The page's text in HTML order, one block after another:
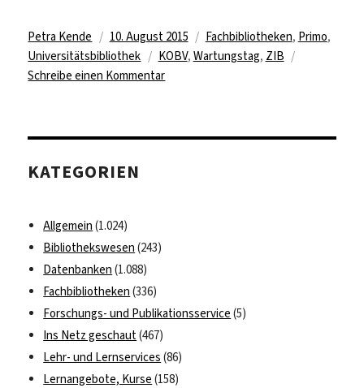
Autor
Petra Kende
Veröffentlicht
am
10. August 2015 Kategorien
Fachbibliotheken, Primo,
Universitätsbibliothek
Schlagwörter
KOBV, Wartungstag, ZIB
Schreibe einen Kommentarzu
KOBV
KATEGORIEN
Allgemein (1.024)
Bibliothekswesen (243)
Datenbanken (1.088)
Fachbibliotheken (336)
Forschungs- und Publikationsservice (5)
Ins Netz geschaut(467)
Lehr- und Lernservices (86)
Lernangebote, Kurse (158)